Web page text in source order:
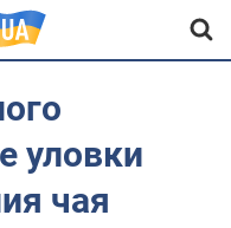
уловки
чая